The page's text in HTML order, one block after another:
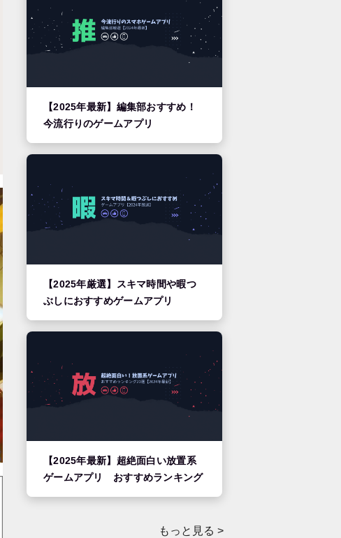
【2025年最新】編集部おすすめ！
今流行りのゲームアプリ
【2025年厳選】スキマ時間や暇つ
ぶしにおすすめゲームアプリ
【2025年最新】超絶面白い放置系
ゲームアプリ おすすめランキング
もっと見る >